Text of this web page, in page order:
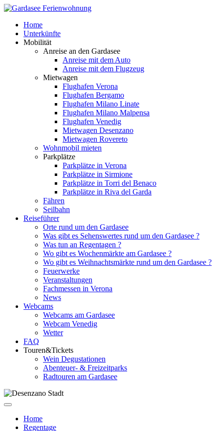
Home
Unterkünfte
Mobilität
Anreise an den Gardasee
Anreise mit dem Auto
Anreise mit dem Flugzeug
Mietwagen
Flughafen Verona
Flughafen Bergamo
Flughafen Milano Linate
Flughafen Milano Malpensa
Flughafen Venedig
Mietwagen Desenzano
Mietwagen Rovereto
Wohnmobil mieten
Parkplätze
Parkplätze in Verona
Parkplätze in Sirmione
Parkplätze in Torri del Benaco
Parkplätze in Riva del Garda
Fähren
Seilbahn
Reiseführer
Orte rund um den Gardasee
Was gibt es Sehenswertes rund um den Gardasee ?
Was tun an Regentagen ?
Wo gibt es Wochenmärkte am Gardasee ?
Wo gibt es Weihnachtsmärkte rund um den Gardasee ?
Feuerwerke
Veranstaltungen
Fachmessen in Verona
News
Webcams
Webcams am Gardasee
Webcam Venedig
Wetter
FAQ
Touren&Tickets
Wein Degustationen
Abenteuer- & Freizeitparks
Radtouren am Gardasee
Home
Regentage